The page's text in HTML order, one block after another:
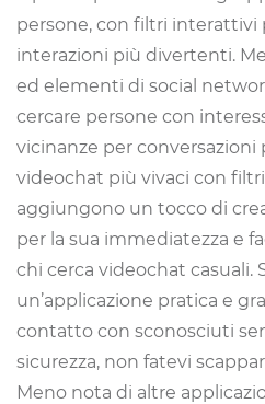
persone, con filtri interattivi
interazioni più divertenti.
ed elementi di social
cercare persone con
vicinanze per conversazioni
videochat più vivaci con
aggiungono un tocco di
per la sua immediatezza e
chi cerca videochat casuali.
un’applicazione pratica e
contatto con sconosciuti
sicurezza, non fatevi
Meno nota di altre